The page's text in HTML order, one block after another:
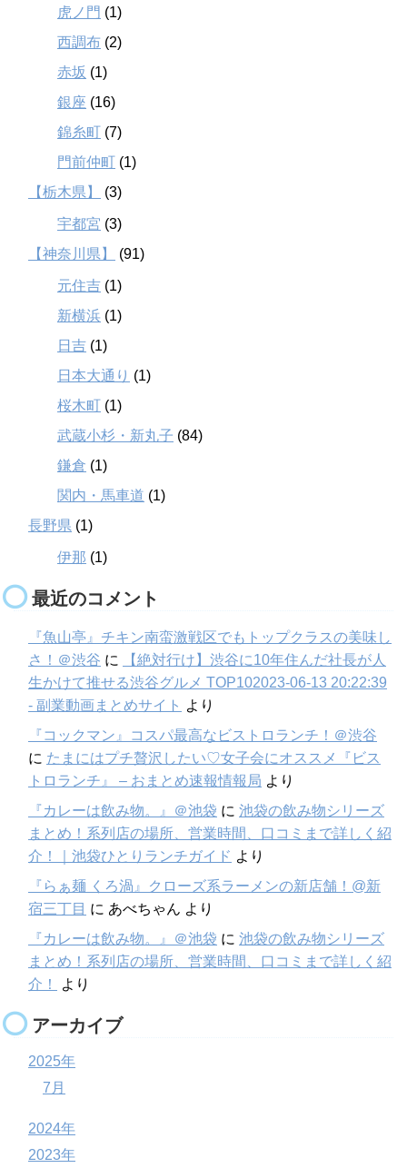
虎ノ門 (1)
西調布 (2)
赤坂 (1)
銀座 (16)
錦糸町 (7)
門前仲町 (1)
【栃木県】
(3)
宇都宮 (3)
【神奈川県】
(91)
元住吉 (1)
新横浜 (1)
日吉 (1)
日本大通り (1)
桜木町 (1)
武蔵小杉・新丸子 (84)
鎌倉 (1)
関内・馬車道 (1)
長野県 (1)
伊那 (1)
最近のコメント
『魚山亭』チキン南蛮激戦区でもトップクラスの美味し
さ！＠渋谷 に
【絶対行け】渋谷に10年住んだ社長が人
生かけて推せる渋谷グルメ TOP102023-06-13 20:22:39
- 副業動画まとめサイト より
『コックマン』コスパ最高なビストロランチ！＠渋谷
に たまにはプチ贅沢したい♡女子会にオススメ『ビス
トロランチ』 – おまとめ速報情報局 より
『カレーは飲み物。』＠池袋 に 池袋の飲み物シリーズ
まとめ！系列店の場所、営業時間、口コミまで詳しく紹
介！｜池袋ひとりランチガイド より
『らぁ麺 くろ渦』クローズ系ラーメンの新店舗！@新
宿三丁目 に あべちゃん より
『カレーは飲み物。』＠池袋 に 池袋の飲み物シリーズ
まとめ！系列店の場所、営業時間、口コミまで詳しく紹
介！
より
アーカイブ
2025年
7月
2024年
2023年